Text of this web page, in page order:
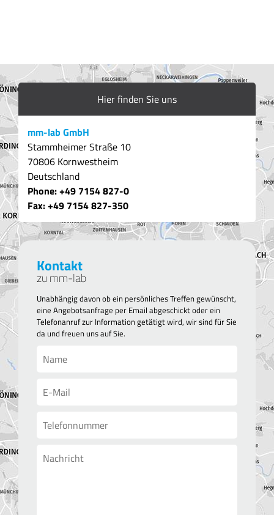
Hier finden Sie uns
mm-lab GmbH
Stammheimer Straße 10
70806 Kornwestheim
Deutschland
Phone:+49 7154 827-0
Fax: +49 7154 827-350
Kontakt
zu mm-lab
Unabhängig davon ob ein persönliches Treffen gewünscht,
eine Angebotsanfrage per Email abgeschickt oder ein
Telefonanruf zur Information getätigt wird, wir sind für Sie
da und freuen uns auf Sie.